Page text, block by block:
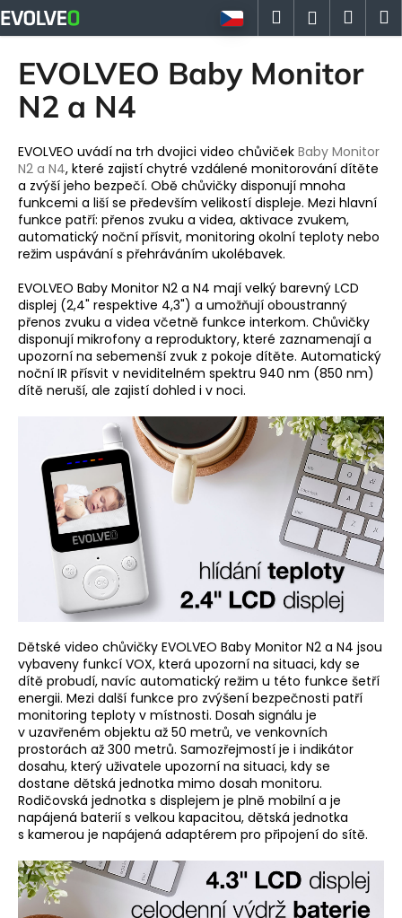
Přejít
na
obsah
Hledat
EVOLVEO Baby Monitor
N2 a N4
EVOLVEO uvádí na trh dvojici video chůviček Baby Monitor
N2 a N4, které zajistí chytré vzdálené monitorování dítěte
a zvýší jeho bezpečí. Obě chůvičky disponují mnoha
funkcemi a liší se především velikostí displeje. Mezi hlavní
funkce patří: přenos zvuku a videa, aktivace zvukem,
automatický noční přísvit, monitoring okolní teploty nebo
režim uspávání s přehráváním ukolébavek.
EVOLVEO Baby Monitor N2 a N4 mají velký barevný LCD
displej (2,4" respektive 4,3") a umožňují oboustranný
přenos zvuku a videa včetně funkce interkom. Chůvičky
disponují mikrofony a reproduktory, které zaznamenají a
upozorní na sebemenší zvuk z pokoje dítěte. Automatický
noční IR přísvit v neviditelném spektru 940 nm (850 nm)
dítě neruší, ale zajistí dohled i v noci.
Dětské video chůvičky EVOLVEO Baby Monitor N2 a N4 jsou
vybaveny funkcí VOX, která upozorní na situaci, kdy se
dítě probudí, navíc automatický režim u této funkce šetří
energii. Mezi další funkce pro zvýšení bezpečnosti patří
monitoring teploty v místnosti. Dosah signálu je
v uzavřeném objektu až 50 metrů, ve venkovních
prostorách až 300 metrů. Samozřejmostí je i indikátor
dosahu, který uživatele upozorní na situaci, kdy se
dostane dětská jednotka mimo dosah monitoru.
Rodičovská jednotka s displejem je plně mobilní a je
napájená baterií s velkou kapacitou, dětská jednotka
s kamerou je napájená adaptérem pro připojení do sítě.
K
o
C
o
p
o
t
ř
e
b
u
j
e
t
e
n
HLEDAT